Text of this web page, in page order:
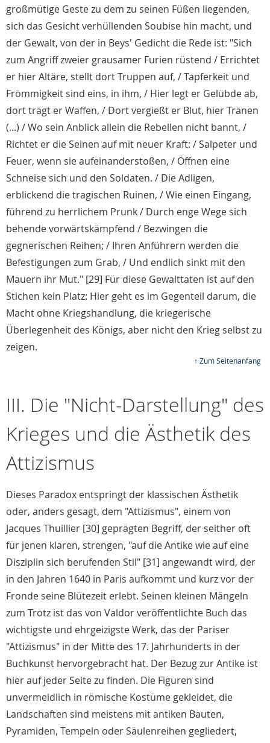
großmütige Geste zu dem zu seinen Füßen liegenden,
sich das Gesicht verhüllenden Soubise hin macht, und
der Gewalt, von der in Beys' Gedicht die Rede ist: "Sich
zum Angriff zweier grausamer Furien rüstend / Errichtet
er hier Altäre, stellt dort Truppen auf, / Tapferkeit und
Frömmigkeit sind eins, in ihm, / Hier legt er Gelübde ab,
dort trägt er Waffen, / Dort vergießt er Blut, hier Tränen
(...) / Wo sein Anblick allein die Rebellen nicht bannt, /
Richtet er die Seinen auf mit neuer Kraft: / Salpeter und
Feuer, wenn sie aufeinanderstoßen, / Öffnen eine
Schneise sich und den Soldaten. / Die Adligen,
erblickend die tragischen Ruinen, / Wie einen Eingang,
führend zu herrlichem Prunk / Durch enge Wege sich
behende vorwärtskämpfend / Bezwingen die
gegnerischen Reihen; / Ihren Anführern werden die
Befestigungen zum Grab, / Und endlich sinkt mit den
Mauern ihr Mut." [29] Für diese Gewalttaten ist auf den
Stichen kein Platz: Hier geht es im Gegenteil darum, die
Macht ohne Kriegshandlung, die kriegerische
Überlegenheit des Königs, aber nicht den Krieg selbst zu
zeigen.
↑ Zum Seitenanfang
III. Die "Nicht-Darstellung" des
Krieges und die Ästhetik des
Attizismus
Dieses Paradox entspringt der klassischen Ästhetik
oder, anders gesagt, dem "Attizismus", einem von
Jacques Thuillier [30] geprägten Begriff, der seither oft
für jenen klaren, strengen, "auf die Antike wie auf eine
Disziplin sich berufenden Stil" [31] angewandt wird, der
in den Jahren 1640 in Paris aufkommt und kurz vor der
Fronde seine Blütezeit erlebt. Seinen kleinen Mängeln
zum Trotz ist das von Valdor veröffentlichte Buch das
wichtigste und ehrgeizigste Werk, das der Pariser
"Attizismus" in der Mitte des 17. Jahrhunderts in der
Buchkunst hervorgebracht hat. Der Bezug zur Antike ist
hier auf jeder Seite zu finden. Die Figuren sind
unvermeidlich in römische Kostüme gekleidet, die
Landschaften sind meistens mit antiken Bauten,
Pyramiden, Tempeln oder Säulenreihen gegliedert,